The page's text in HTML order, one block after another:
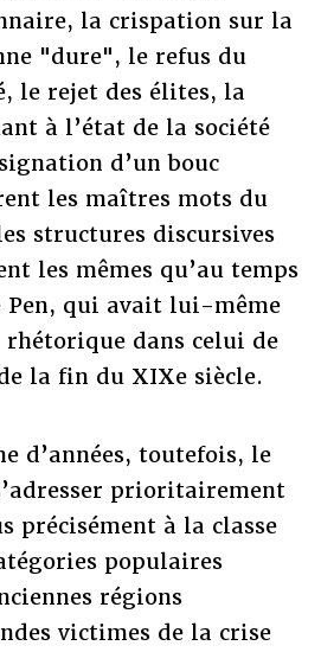
la crispation sur la
"dure", le refus du
le rejet des élites, la
à l’état de la société
d’un bouc
les maîtres mots du
structures discursives
les mêmes qu’au temps
Pen, qui avait lui-même
rhétorique dans celui de
la fin du XIXe siècle.
d’années, toutefois, le
prioritairement
précisément à la classe
populaires
régions
victimes de la crise